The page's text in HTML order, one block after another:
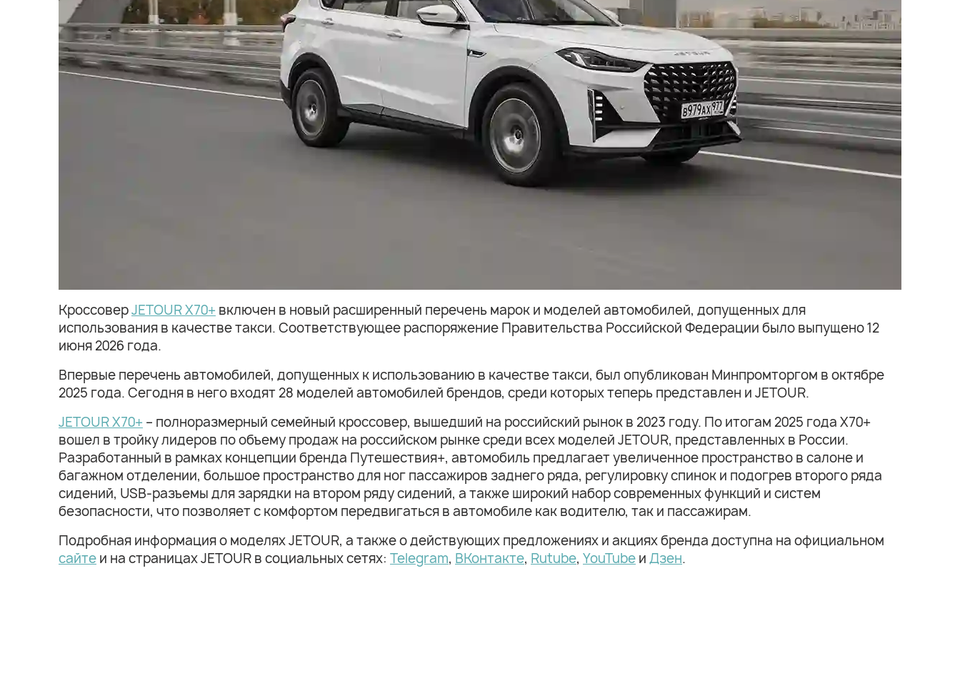
КроссоверJETOUR X70+ включен в новый расширенный перечень марок и моделей автомобилей, допущенных для
использования в качестве такси. Соответствующее распоряжение Правительства Российской Федерации было выпущено 12
июня 2026 года.
Впервые перечень автомобилей, допущенных к использованию в качестве такси, был опубликован Минпромторгом в октябре
2025 года. Сегодня в него входят 28 моделей автомобилей брендов, среди которых теперь представлен и JETOUR.
JETOUR X70+ – полноразмерный семейный кроссовер, вышедший на российский рынок в 2023 году. По итогам 2025 года X70+
вошел в тройку лидеров по объему продаж на российском рынке среди всех моделей JETOUR, представленных в России.
Разработанный в рамках концепции бренда Путешествия+, автомобиль предлагает увеличенное пространство в салоне и
багажном отделении, большое пространство для ног пассажиров заднего ряда, регулировку спинок и подогрев второго ряда
сидений, USB-разъемы для зарядки на втором ряду сидений, а также широкий набор современных функций и систем
безопасности, что позволяет с комфортом передвигаться в автомобиле как водителю, так и пассажирам.
Подробная информация о моделях JETOUR, а также о действующих предложениях и акциях бренда доступна на официальном
сайте и на страницах JETOUR в социальных сетях: Telegram, ВКонтакте, Rutube, YouTube и Дзен.